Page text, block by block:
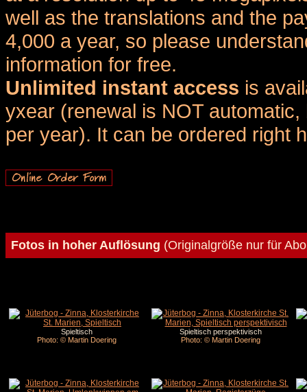
well as the translations and the
4,000 a year, so please
information for free.
Unlimited instant access is
yxear (renewal is NOT
per year). It can be ordered right
Fotos in hoher Auflösung (Originalgröße nur für
Spieltisch
Photo: © Martin Doering
Spieltisch perspektivisch
Photo: © Martin Doering